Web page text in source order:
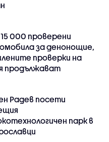
000 проверени
за денонощие,
проверки на
продължават
Радев посети
парк в